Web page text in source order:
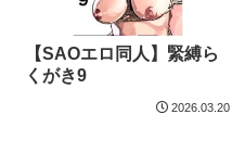
【SAOエロ同人】緊縛ら
くがき9
2026.03.20